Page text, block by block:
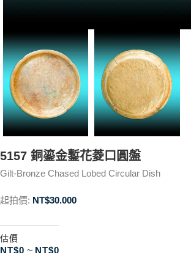
5157 銅鎏金鏨花菱口圓盤
Gilt-Bronze Chased Lobed Circular Dish
起拍價: NT$30.000
估價
NT$0 ~ NT$0